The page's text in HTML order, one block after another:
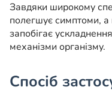
Завдяки широкому
полегшує симптоми, а
запобігає
механізми організму.
Спосіб